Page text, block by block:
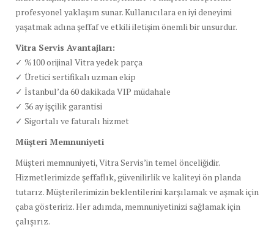
profesyonel yaklaşım sunar. Kullanıcılara en iyi deneyimi
yaşatmak adına şeffaf ve etkili iletişim önemli bir unsurdur.
Vitra Servis Avantajları:
✓ %100 orijinal Vitra yedek parça
✓ Üretici sertifikalı uzman ekip
✓ İstanbul’da 60 dakikada VIP müdahale
✓ 36 ay işçilik garantisi
✓ Sigortalı ve faturalı hizmet
Müşteri Memnuniyeti
Müşteri memnuniyeti, Vitra Servis’in temel önceliğidir.
Hizmetlerimizde şeffaflık, güvenilirlik ve kaliteyi ön planda
tutarız. Müşterilerimizin beklentilerini karşılamak ve aşmak için
çaba gösteririz. Her adımda, memnuniyetinizi sağlamak için
çalışırız.